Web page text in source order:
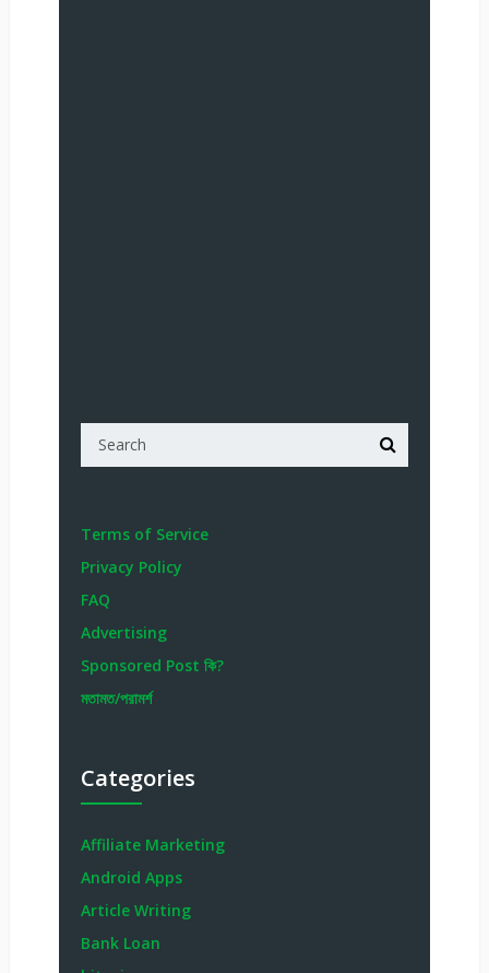
Terms of Service
Privacy Policy
FAQ
Advertising
Sponsored Post কি?
মতামত/পরামর্শ
Categories
Affiliate Marketing
Android Apps
Article Writing
Bank Loan